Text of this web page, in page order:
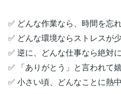
✅ どんな作業なら、時間を忘
✅ どんな環境ならストレスが
✅ 逆に、どんな仕事なら絶対
✅ 「ありがとう」と言われて
✅ 小さい頃、どんなことに熱